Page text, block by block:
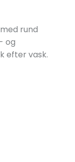
rund
og
efter vask.